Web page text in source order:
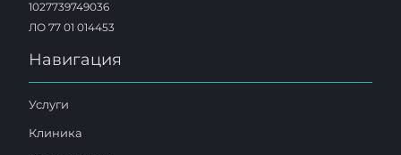
1027739749036
ЛО 77 01 014453
Навигация
Услуги
Клиника